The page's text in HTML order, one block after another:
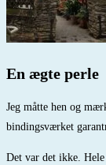
En ægte perle
Jeg måtte hen og
bindingsværket
Det var det ikke.